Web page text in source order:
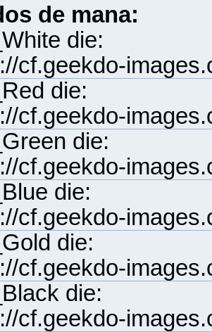
de mana:
die:
cf.geekdo-
die:
cf.geekdo-
die:
cf.geekdo-
die:
cf.geekdo-
die:
cf.geekdo-
die:
cf.geekdo-